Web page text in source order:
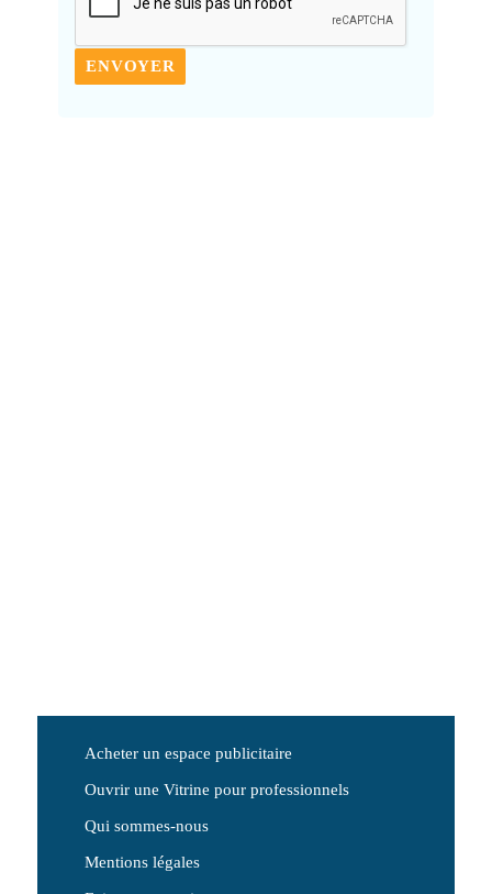
Acheter un espace publicitaire
Ouvrir une Vitrine pour professionnels
Qui sommes-nous
Mentions légales